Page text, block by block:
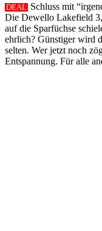
DEAL Schluss mit
Die Dewello Lakefield
auf die Sparfüchse
ehrlich? Günstiger wird
selten. Wer jetzt noch
Entspannung. Für alle